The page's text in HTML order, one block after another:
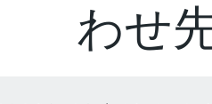
わせ